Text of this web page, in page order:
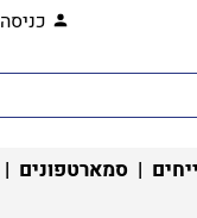
כניסה
| סמארטפונים |